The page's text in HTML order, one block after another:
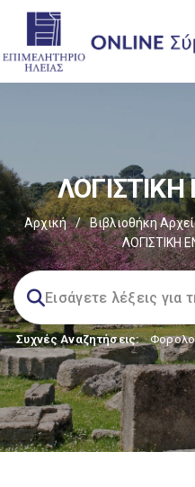
Αρχική / Βιβλιοθήκη
ΛΟΓΙΣΤΙΚΗ
Συχνές Αναζητήσεις: